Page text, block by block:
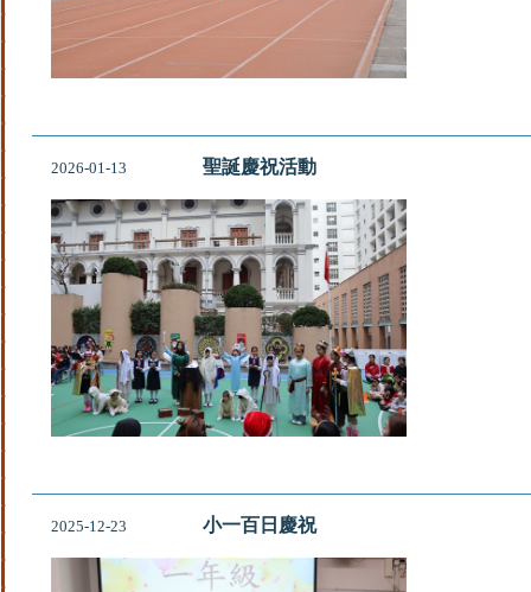
2026-01-13 聖誕慶祝活動
2025-12-23 小一百日慶祝